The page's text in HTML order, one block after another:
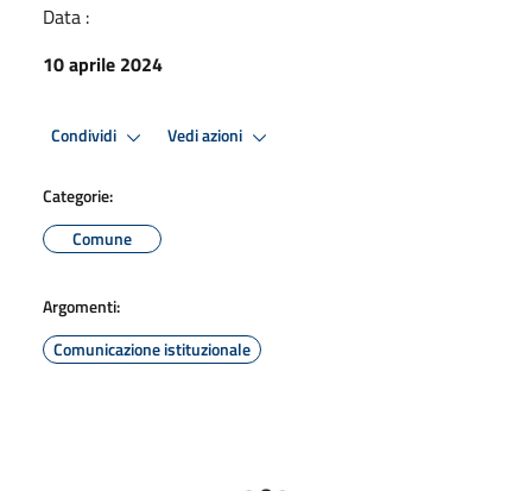
Data :
10 aprile 2024
Condividi Vedi azioni
Categorie:
Comune
Argomenti:
Comunicazione istituzionale